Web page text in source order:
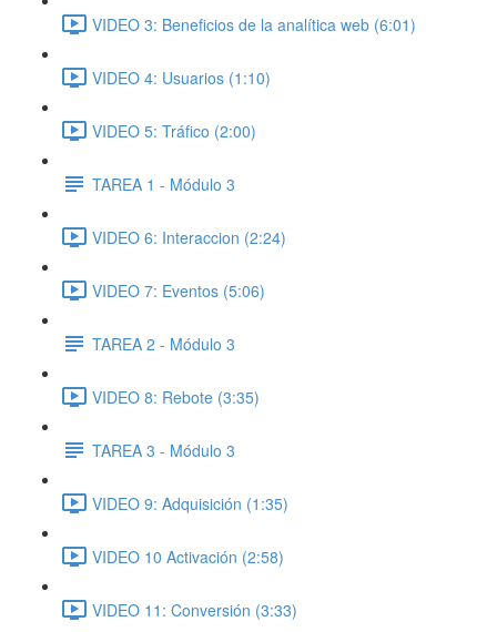
VIDEO 3: Beneficios de la analítica web (6:01)
VIDEO 4: Usuarios (1:10)
VIDEO 5: Tráfico (2:00)
TAREA 1 - Módulo 3
VIDEO 6: Interaccion (2:24)
VIDEO 7: Eventos (5:06)
TAREA 2 - Módulo 3
VIDEO 8: Rebote (3:35)
TAREA 3 - Módulo 3
VIDEO 9: Adquisición (1:35)
VIDEO 10 Activación (2:58)
VIDEO 11: Conversión (3:33)